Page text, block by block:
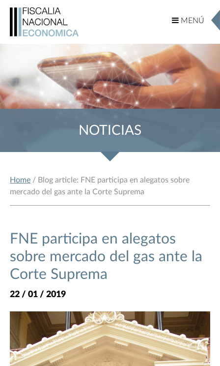
MENÚ
MENÚ
NOTICIAS
Home / Blog article: FNE participa en alegatos sobre
mercado del gas ante la Corte Suprema
FNE participa en alegatos
sobre mercado del gas ante la
Corte Suprema
22 / 01 / 2019